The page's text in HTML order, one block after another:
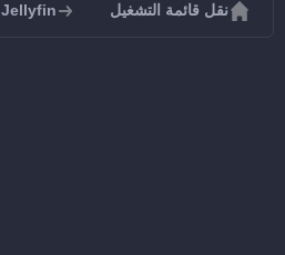
نقل قائمة التشغيل Jellyfin